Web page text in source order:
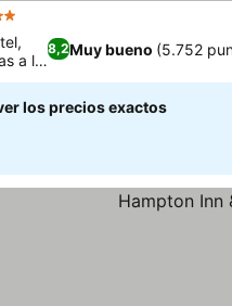
8,2Muy bueno (5.752
a la
los precios exactos